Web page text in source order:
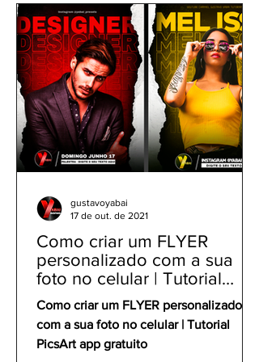
Redes Sociais
Como criar um FLYER
personalizado com a sua
foto no celular | Tutorial
PicsArt app gratuito
Como criar um FLYER personalizado
com a sua foto no celular | Tutorial
PicsArt app gratuito
gustavoyabai
17 de out. de 2021